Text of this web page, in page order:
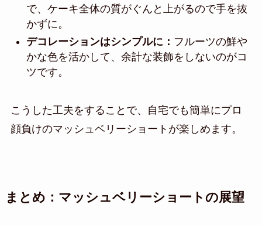
で、ケーキ全体の質がぐんと上がるので手を抜
かずに。
デコレーションはシンプルに： フルーツの鮮や
かな色を活かして、余計な装飾をしないのがコ
ツです。
こうした工夫をすることで、自宅でも簡単にプロ
顔負けのマッシュベリーショートが楽しめます。
まとめ：マッシュベリーショートの展望